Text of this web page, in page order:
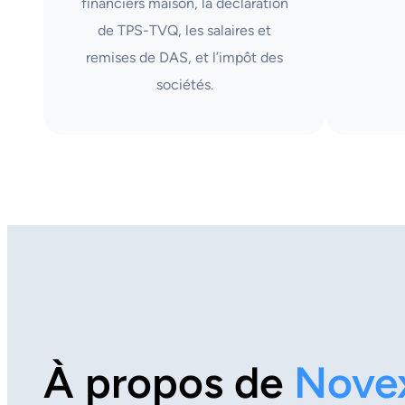
de TPS-TVQ, les salaires et
remises de DAS, et l’impôt des
sociétés.
À propos de